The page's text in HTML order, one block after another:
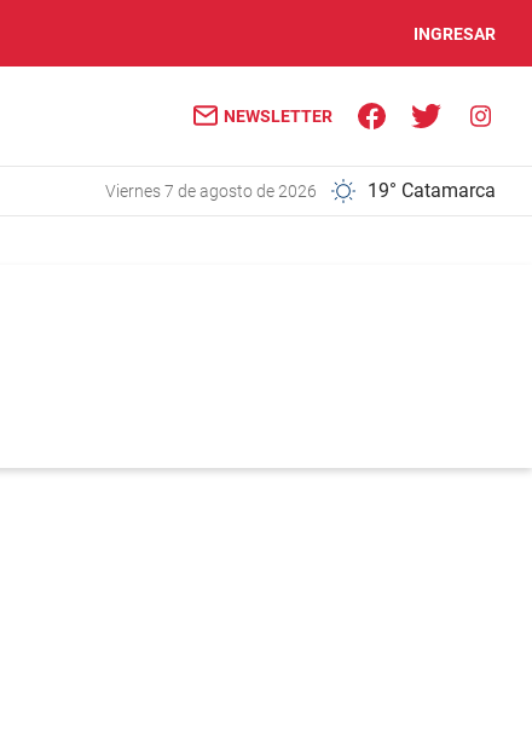
INGRESAR
NEWSLETTER
viernes 7 de agosto de 2026 19° Catamarca